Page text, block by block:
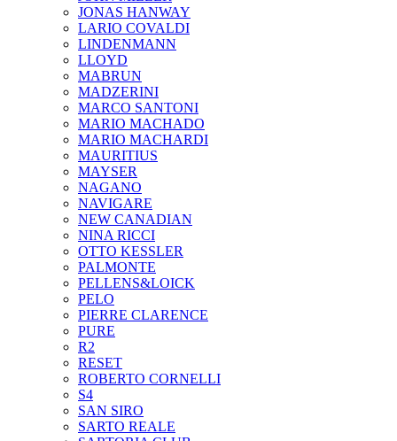
JONAS HANWAY
LARIO COVALDI
LINDENMANN
LLOYD
MABRUN
MADZERINI
MARCO SANTONI
MARIO MACHADO
MARIO MACHARDI
MAURITIUS
MAYSER
NAGANO
NAVIGARE
NEW CANADIAN
NINA RICCI
OTTO KESSLER
PALMONTE
PELLENS&LOICK
PELO
PIERRE CLARENCE
PURE
R2
RESET
ROBERTO CORNELLI
S4
SAN SIRO
SARTO REALE